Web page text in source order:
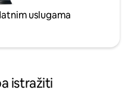
uslugama
istražiti